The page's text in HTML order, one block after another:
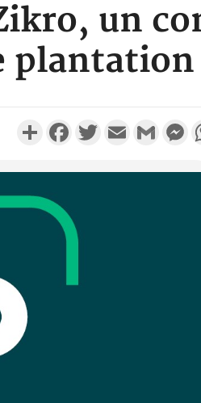
un
plantation
PartagerFacebookTwitterEmail Gmail
Côte d'Ivoire :
promet des sanctions